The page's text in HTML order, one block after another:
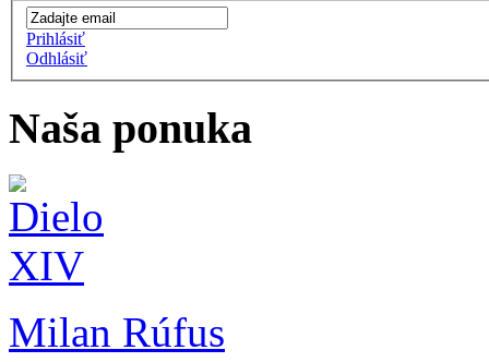
Prihlásiť
Odhlásiť
Naša ponuka
Milan Rúfus